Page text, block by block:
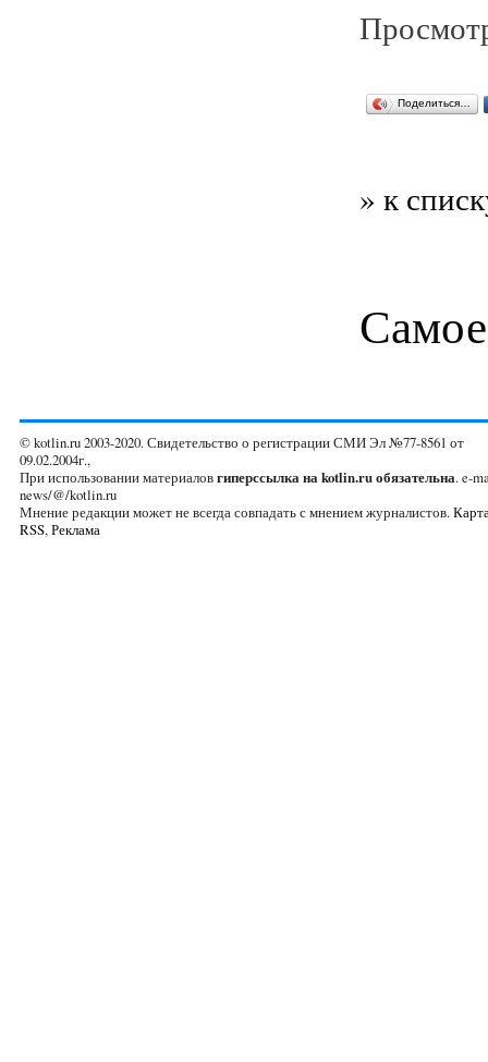
Поделиться…
» к
© kotlin.ru 2003-2020. Свидетельство о регистрации СМИ Эл №77-8561 от
09.02.2004г.,
При использовании материаловгиперссылка на kotlin.ru обязательна. e-
news/@/kotlin.ru
Мнение редакции может не всегда совпадать с мнением журналистов.
RSS,Реклама